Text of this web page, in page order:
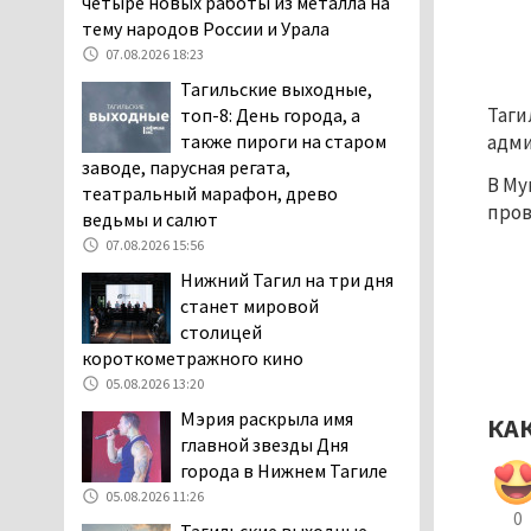
В
0
дня запретят
электросамокаты
«Я уверен, это бельевая
вошь». Родители 10-
летней девочки
пожаловались на кровососущих
паразитов, которые искусали их
ребёнка в детской больнице
05.08.2026 17:59
Директора уральского
предприятия по
производству дронов
под Екатеринбургом
05.08.2026 17:05
Эксперты назвали
тему народов России и Урала
07.08.2026 18:23
Тагильские выходные,
топ-8: День города, а
также пироги на старом
заводе, парусная регата,
театральный марафон, древо
ведьмы и салют
07.08.2026 15:56
Нижний Тагил на три дня
станет мировой
столицей
короткометражного кино
05.08.2026 13:20
Мэрия раскрыла имя
главной звезды Дня
города в Нижнем Тагиле
05.08.2026 11:26